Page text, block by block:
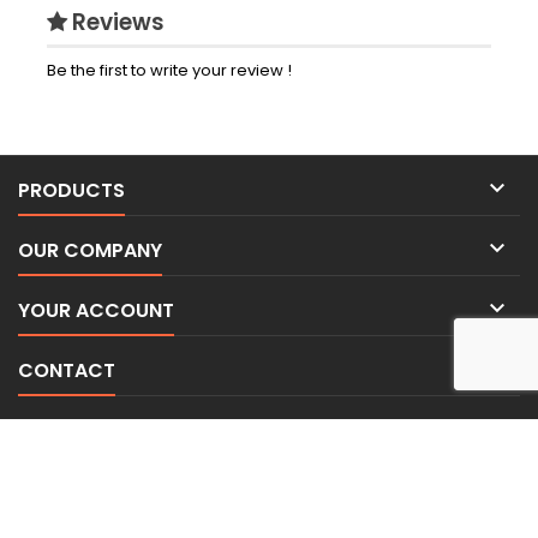
Reviews
Be the first to write your review !
PRODUCTS 
OUR COMPANY 
YOUR ACCOUNT 
CONTACT